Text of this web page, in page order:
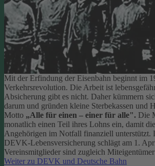
Mit der Erfindung der Eisenbahn beginnt im
Verkehrsrevolution. Die Arbeit ist
Absicherung gibt es nicht. Daher kümmern
darum und gründen kleine Sterbekassen und
Motto „Alle für einen – einer für alle". Die
monatlich einen Teil ihres Lohns ein, damit
Angehörigen im Notfall finanziell unterstützt.
DEVK-Lebensversicherung schlägt am 1.
Vereinsmitglieder sind zugleich
Weiter zu DEVK und Deutsche Bahn